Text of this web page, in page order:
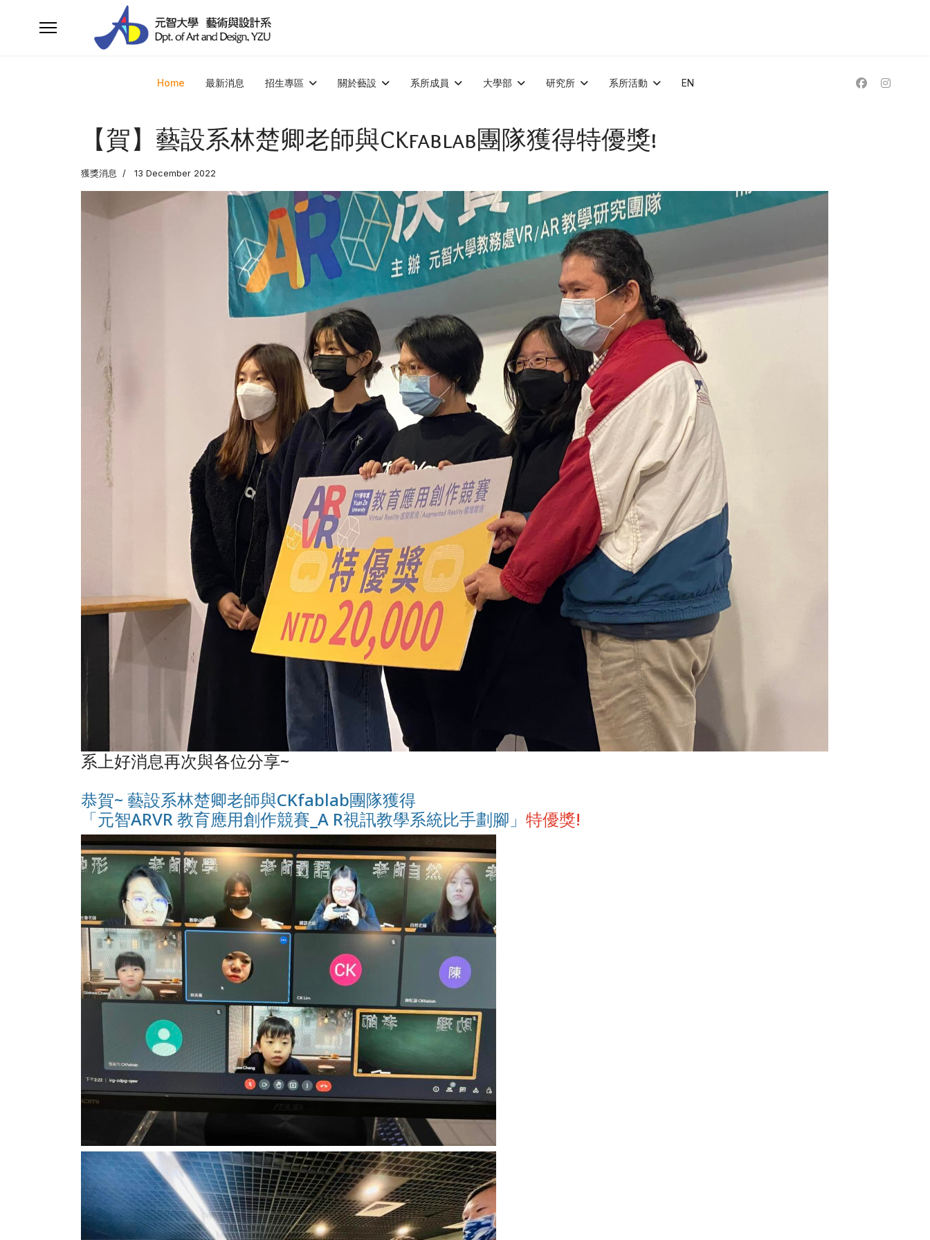
Home 最新消息 招生專區 關於藝設 系所成員 大學部 研究所 系所活動 EN
【賀】藝設系林楚卿老師與CKfablab團隊獲得特優獎!
獲獎消息 13 December 2022
系上好消息再次與各位分享~
恭賀~ 藝設系林楚卿老師與CKfablab團隊獲得
「元智ARVR 教育應用創作競賽_A R視訊教學系統比手劃腳」 特優獎!